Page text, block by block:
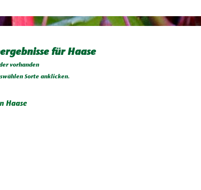
für Haase
vorhanden
Sorte anklicken.
Haase